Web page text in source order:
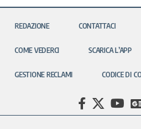
REDAZIONE CONTATTACI
COME VEDERCI SCARICA L’APP
GESTIONE RECLAMI CODICE DI